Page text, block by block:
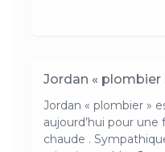
Jordan « plombier
Jordan « plombier »
aujourd’hui pour une
chaude .